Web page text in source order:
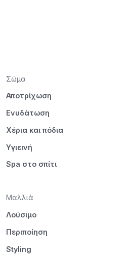
Σώμα
Αποτρίχωση
Ενυδάτωση
Χέρια και πόδια
Υγιεινή
Spa στο σπίτι
Μαλλιά
Λούσιμο
Περιποίηση
Styling